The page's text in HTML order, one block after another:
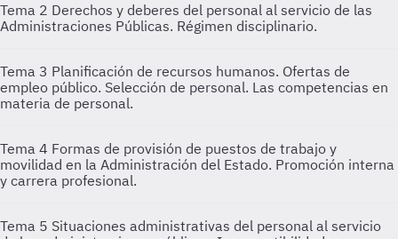
Tema 2 Derechos y deberes del personal al servicio de las
Administraciones Públicas. Régimen disciplinario.
Tema 3 Planificación de recursos humanos. Ofertas de
empleo público. Selección de personal. Las competencias en
materia de personal.
Tema 4 Formas de provisión de puestos de trabajo y
movilidad en la Administración del Estado. Promoción interna
y carrera profesional.
Tema 5 Situaciones administrativas del personal al servicio